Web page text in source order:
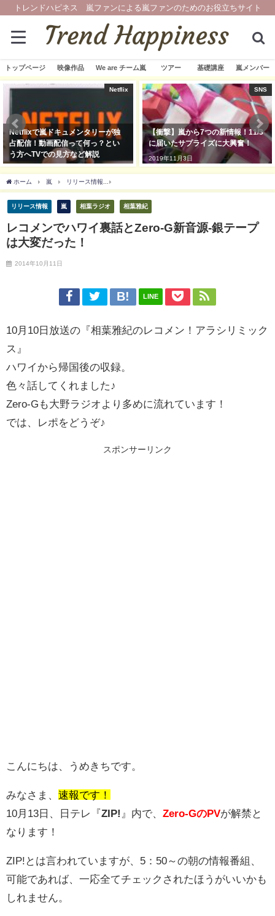
トレンドハピネス 嵐ファンによる嵐ファンのためのお役立ちサイト
トップページ 映像作品 We are チーム嵐 ツアー 基礎講座 嵐メンバー
Netflix
Netflixで嵐ドキュメンタリーが独
占配信！動画配信って何っ？とい
う方へTVでの見方など解説
SNS
【衝撃】嵐から7つの新情報！11/3
に届いたサプライズに大興奮！
2019年11月3日
ホーム 嵐 リリース情報
リリース情報 嵐 相葉ラジオ 相葉雅紀
レコメンでハワイ裏話とZero-G新音源-銀テープ
は大変だった！
2014年10月11日
LINE
10月10日放送の『相葉雅紀のレコメン！アラシリミック
ス』
ハワイから帰国後の収録。
色々話してくれました♪
Zero-Gも大野ラジオより多めに流れています！
では、レポをどうぞ♪
スポンサーリンク
こんにちは、うめきちです。
みなさま、 速報です！
10月13日、日テレ『ZIP! 』内で、 Zero-GのPVが解禁と
なります！
ZIP!とは言われていますが、5：50～の朝の情報番組、
可能であれば、一応全てチェックされたほうがいいかも
しれません。